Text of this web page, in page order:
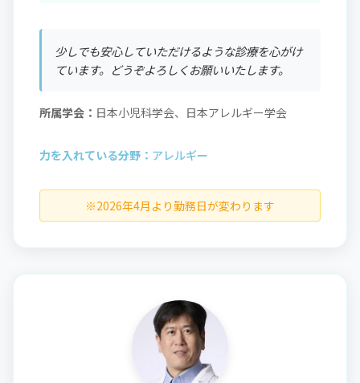
少しでも安心していただけるような診療を心がけ
ています。どうぞよろしくお願いいたします。
所属学会： 日本小児科学会、日本アレルギー学会
力を入れている分野： アレルギー
※2026年4月より勤務日が変わります